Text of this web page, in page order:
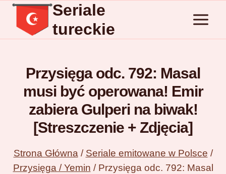
Przejdź
treści
Seriale
tureckie
Przysięga odc. 792: Masal
musi być operowana! Emir
zabiera Gulperi na biwak!
[Streszczenie + Zdjęcia]
Strona Główna / Seriale emitowane w Polsce /
Przysięga / Yemin / Przysięga odc. 792: Masal